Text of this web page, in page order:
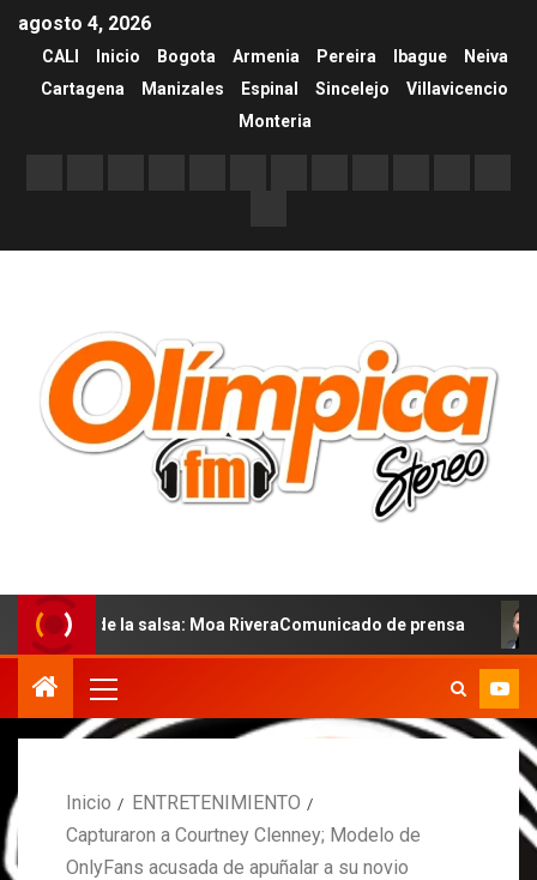
agosto 4, 2026
CALI Inicio Bogota Armenia Pereira Ibague
Neiva
Cartagena
Manizales Espinal Sincelejo
Villavicencio
Monteria
la salsa: Moa RiveraComunicado de prensa
Inicio
ENTRETENIMIENTO
Capturaron a Courtney Clenney; Modelo de
OnlyFans acusada de apuñalar a su novio